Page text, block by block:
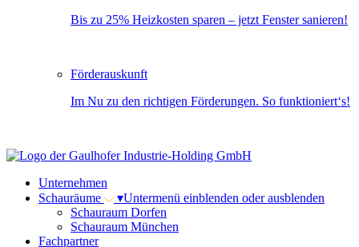
Bis zu 25% Heizkosten sparen – jetzt Fenster sanieren!
Förderauskunft
Im Nu zu den richtigen Förderungen. So funktioniert‘s!
Unternehmen
Schauräume
▾Untermenü einblenden oder ausblenden
Schauraum Dorfen
Schauraum München
Fachpartner